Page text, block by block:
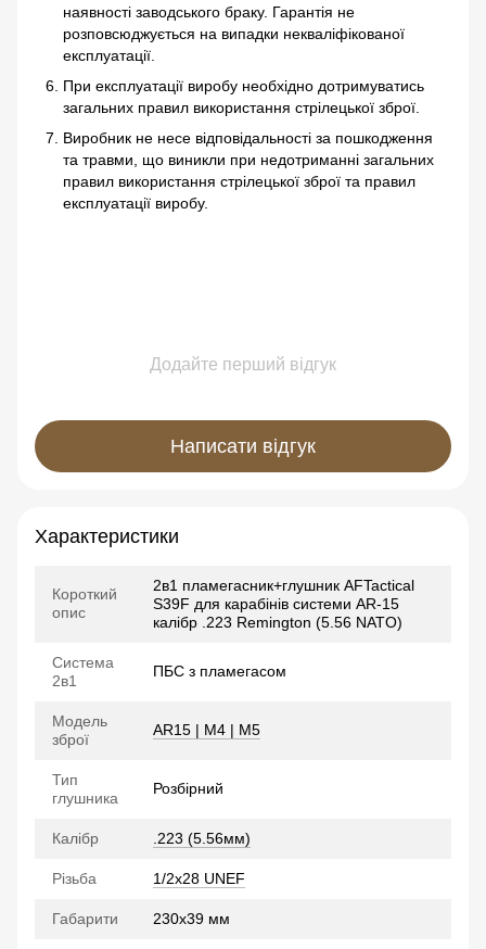
наявності заводського браку. Гарантія не
розповсюджується на випадки некваліфікованої
експлуатації.
При експлуатації виробу необхідно дотримуватись
загальних правил використання стрілецької зброї.
Виробник не несе відповідальності за пошкодження
та травми, що виникли при недотриманні загальних
правил використання стрілецької зброї та правил
експлуатації виробу.
Додайте перший відгук
Написати відгук
Характеристики
Короткий
опис
2в1 пламегасник+глушник AFTactical
S39F для карабінів системи AR-15
калібр .223 Remington (5.56 NATO)
Система
2в1
ПБС з пламегасом
Модель
зброї
AR15 | M4 | M5
Тип
глушника
Розбірний
Калібр .223 (5.56мм)
Різьба 1/2x28 UNEF
Габарити 230х39 мм